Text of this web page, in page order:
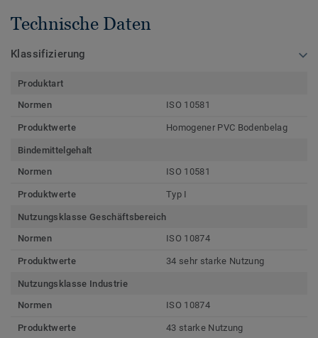
Technische Daten
Klassifizierung
Produktart
Normen
ISO 10581
Produktwerte Homogener PVC Bodenbelag
Bindemittelgehalt
Normen
ISO 10581
Produktwerte Typ I
Nutzungsklasse Geschäftsbereich
Normen
ISO 10874
Produktwerte 34 sehr starke Nutzung
Nutzungsklasse Industrie
Normen
ISO 10874
Produktwerte 43 starke Nutzung